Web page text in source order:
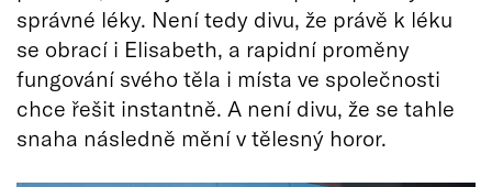
správné léky. Není tedy divu, že právě k léku
se obrací i Elisabeth, a rapidní proměny
fungování svého těla i místa ve společnosti
chce řešit instantně. A není divu, že se tahle
snaha následně mění v tělesný horor.